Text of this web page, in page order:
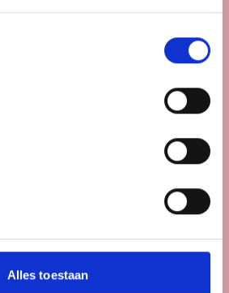
Alles toestaan
+
In